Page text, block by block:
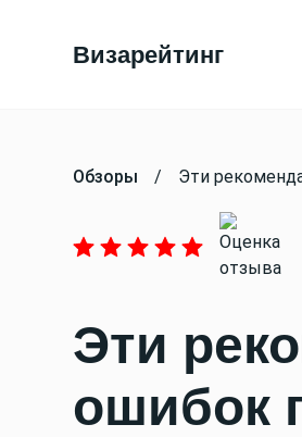
Визарейтинг
Обзоры / Эти
Эти
ошибок